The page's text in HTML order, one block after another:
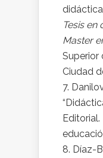
Tesis
Master
Superior
Ciudad
Díaz-